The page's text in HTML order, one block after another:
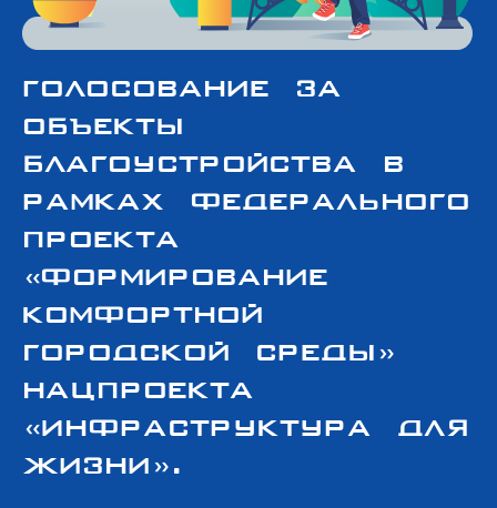
Голосование за
объекты
благоустройства в
рамках федерального
проекта
«Формирование
комфортной
городской среды»
нацпроекта
«Инфраструктура для
жизни».